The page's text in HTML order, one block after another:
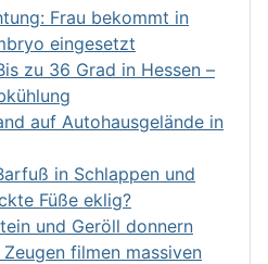
Frau bekommt in
eingesetzt
zu 36 Grad in Hessen –
auf Autohausgelände in
in Schlappen und
Füße eklig?
und Geröll donnern
filmen massiven